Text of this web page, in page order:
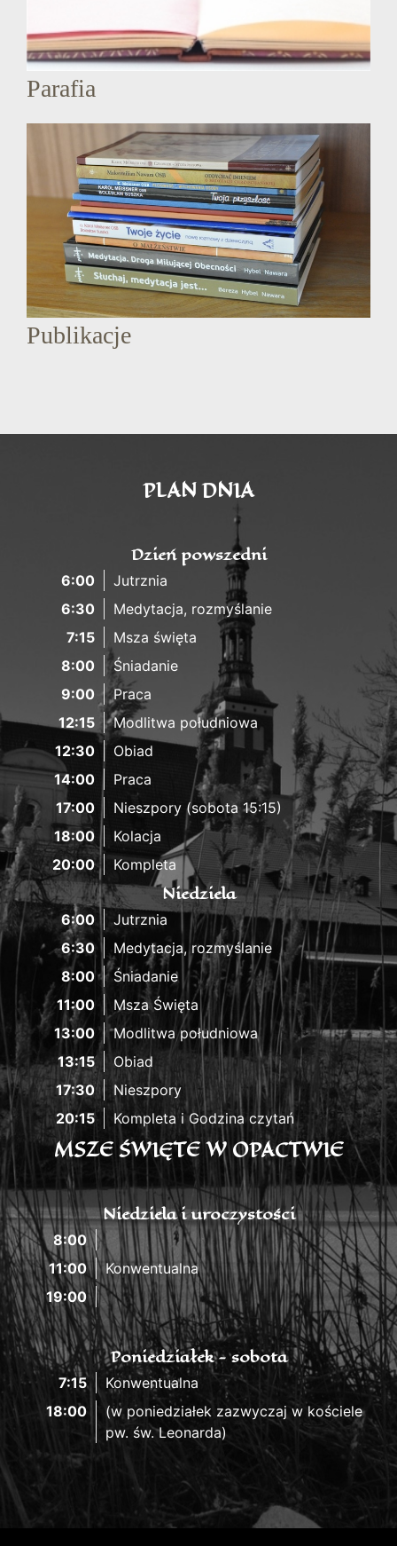
Parafia
Publikacje
PLAN DNIA
Dzień powszedni
6:00
Jutrznia
6:30
Medytacja, rozmyślanie
7:15
Msza święta
8:00
Śniadanie
9:00
Praca
12:15
Modlitwa południowa
12:30
Obiad
14:00
Praca
17:00
Nieszpory (sobota 15:15)
18:00
Kolacja
20:00
Kompleta
Niedziela
6:00
Jutrznia
6:30
Medytacja, rozmyślanie
8:00
Śniadanie
11:00
Msza Święta
13:00
Modlitwa południowa
13:15
Obiad
17:30
Nieszpory
20:15
Kompleta i Godzina czytań
MSZE ŚWIĘTE W OPACTWIE
Niedziela i uroczystości
8:00
11:00
Konwentualna
19:00
Poniedziałek - sobota
7:15
Konwentualna
18:00
(w poniedziałek zazwyczaj w kościele
pw. św. Leonarda)